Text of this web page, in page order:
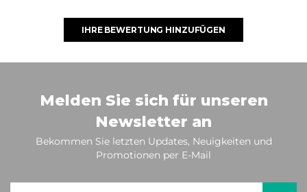
IHRE BEWERTUNG HINZUFÜGEN
Melden Sie sich für unseren
Newsletter an
Bekommen Sie letzten Updates, Neuigkeiten und
Promotionen per E-Mail